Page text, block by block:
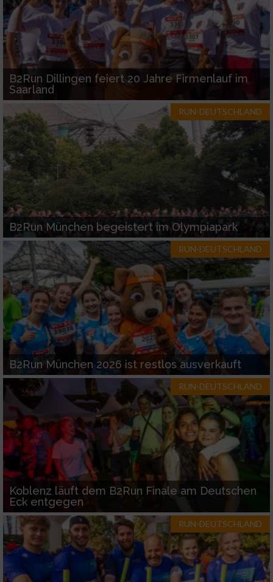
B2Run Dillingen feiert 20 Jahre Firmenlauf im
Saarland
RUN-DEUTSCHLAND
B2Run München begeistert im Olympiapark
RUN-DEUTSCHLAND
B2Run München 2026 ist restlos ausverkauft
RUN-DEUTSCHLAND
Koblenz läuft dem B2Run Finale am Deutschen
Eck entgegen
RUN-DEUTSCHLAND